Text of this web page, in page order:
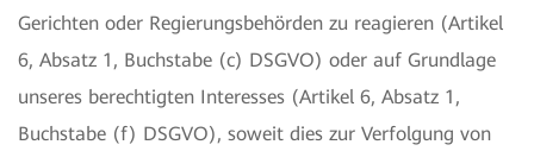
Gerichten oder Regierungsbehörden zu reagieren (Artikel
6, Absatz 1, Buchstabe (c) DSGVO) oder auf Grundlage
unseres berechtigten Interesses (Artikel 6, Absatz 1,
Buchstabe (f) DSGVO), soweit dies zur Verfolgung von